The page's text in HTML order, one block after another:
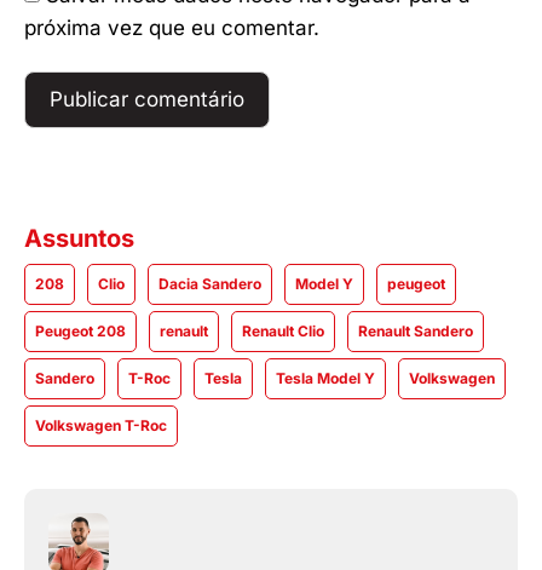
próxima vez que eu comentar.
Assuntos
208 Clio Dacia Sandero Model Y peugeot
Peugeot 208 renault Renault Clio Renault Sandero
Sandero T-Roc Tesla Tesla Model Y Volkswagen
Volkswagen T-Roc